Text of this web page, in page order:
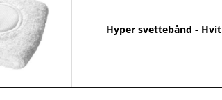
Hyper svettebånd - Hvit